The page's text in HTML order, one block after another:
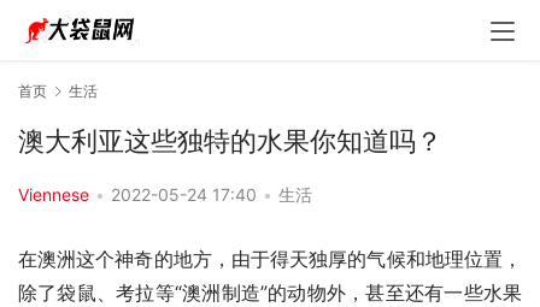
首页 生活
澳大利亚这些独特的水果你知道吗？
Viennese • 2022-05-24 17:40 • 生活
在澳洲这个神奇的地方，由于得天独厚的气候和地理位置，
除了袋鼠、考拉等“澳洲制造”的动物外，甚至还有一些水果